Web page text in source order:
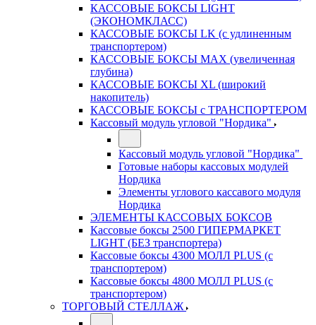
КАССОВЫЕ БОКСЫ LIGHT
(ЭКОНОМКЛАСС)
КАССОВЫЕ БОКСЫ LK (с удлиненным
транспортером)
КАССОВЫЕ БОКСЫ MAX (увеличенная
глубина)
КАССОВЫЕ БОКСЫ XL (широкий
накопитель)
КАССОВЫЕ БОКСЫ с ТРАНСПОРТЕРОМ
Кассовый модуль угловой "Нордика"
Кассовый модуль угловой "Нордика"
Готовые наборы кассовых модулей
Нордика
Элементы углового кассавого модуля
Нордика
ЭЛЕМЕНТЫ КАССОВЫХ БОКСОВ
Кассовые боксы 2500 ГИПЕРМАРКЕТ
LIGHT (БЕЗ транспортера)
Кассовые боксы 4300 МОЛЛ PLUS (с
транспортером)
Кассовые боксы 4800 МОЛЛ PLUS (с
транспортером)
ТОРГОВЫЙ СТЕЛЛАЖ